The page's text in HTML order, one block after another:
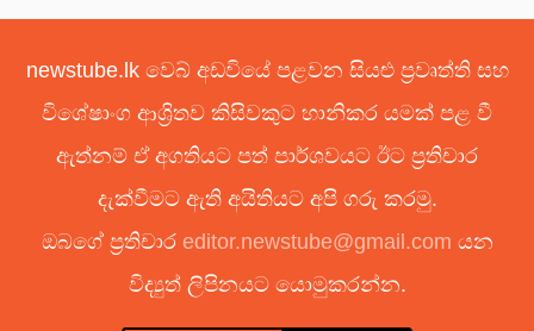
newstube.lk වෙබ් අඩවියේ පළවන සියළු ප්‍රවෘත්ති සහ
විශේෂාංග ආශ්‍රිතව කිසිවකුට හානිකර යමක් පළ වී
ඇත්නම් ඒ අගතියට පත් පාර්ශවයට ඊට ප්‍රතිචාර
දැක්වීමට ඇති අයිතියට අපි ගරු කරමු.
ඔබගේ ප්‍රතිචාර editor.newstube@gmail.com යන
විද්‍යුත් ලිපිනයට යොමුකරන්න.